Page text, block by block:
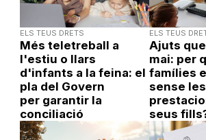
ELS TEUS DRETS
Més teletreball a
l'estiu o llars
d'infants a la feina: el
pla del Govern
per garantir la
conciliació
ELS TEUS
Ajuts
mai: per
famílies
sense les
seus